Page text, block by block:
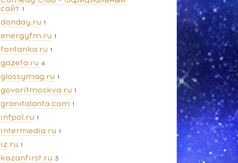
сайт 1
donday.ru 1
energyfm.ru 1
fontanka.ru 1
gazeta.ru 4
glossymag.ru 1
govoritmoskva.ru 1
granitalanta.com 1
infpol.ru 1
intermedia.ru 1
iz.ru 1
kazanfirst.ru 3